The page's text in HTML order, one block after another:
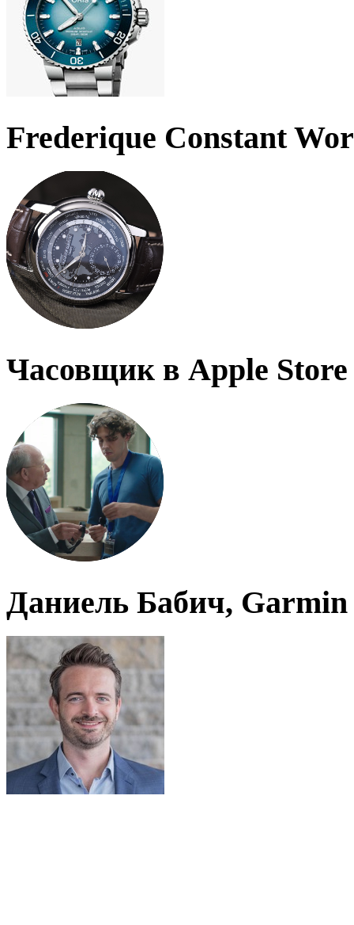
Frederique Constant
Часовщик в Apple Store
Даниель Бабич, Garmin